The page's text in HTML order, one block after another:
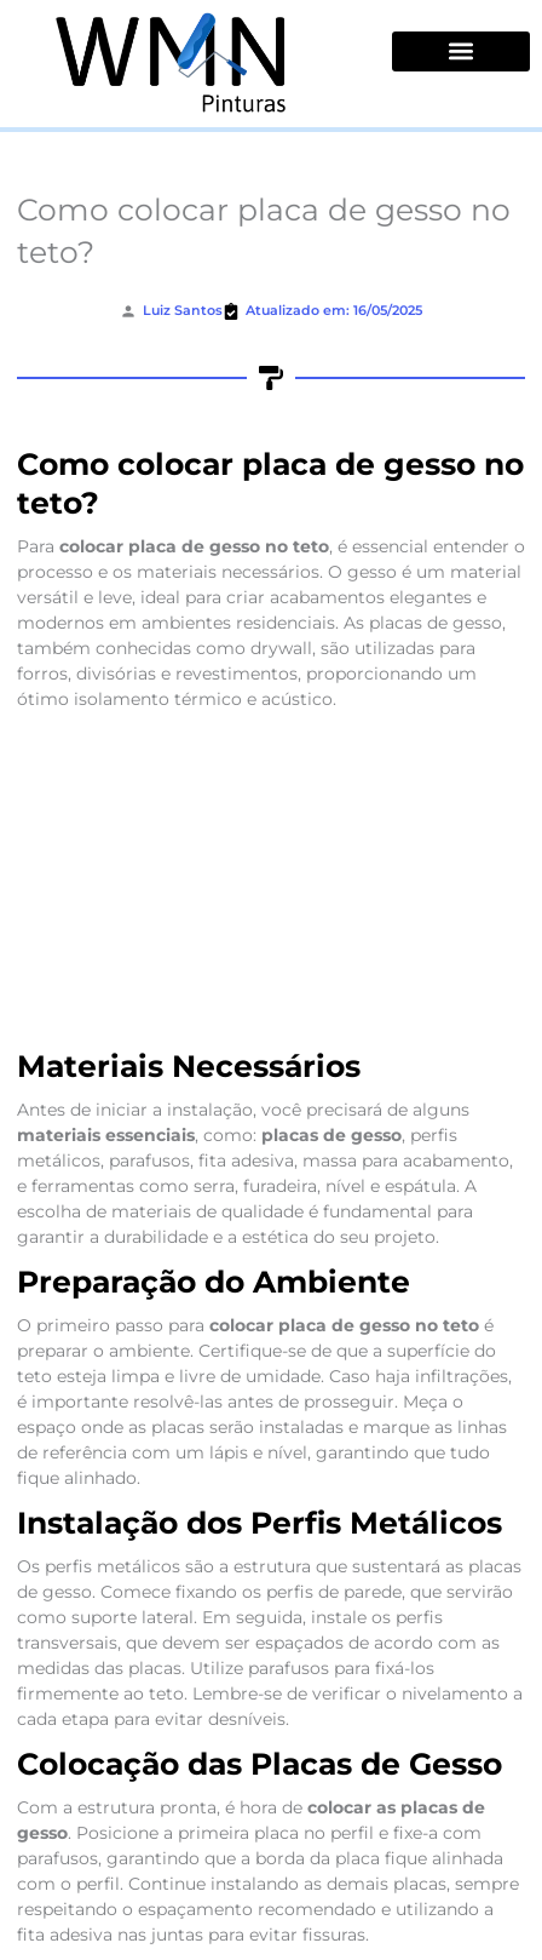
conteúdo
Como colocar placa de gesso no
teto?
Luiz Santos Atualizado em: 16/05/2025
Como colocar placa de gesso no
teto?
Para colocar placa de gesso no teto, é essencial entender o
processo e os materiais necessários. O gesso é um material
versátil e leve, ideal para criar acabamentos elegantes e
modernos em ambientes residenciais. As placas de gesso,
também conhecidas como drywall, são utilizadas para
forros, divisórias e revestimentos, proporcionando um
ótimo isolamento térmico e acústico.
Materiais Necessários
Antes de iniciar a instalação, você precisará de alguns
materiais essenciais, como: placas de gesso, perfis
metálicos, parafusos, fita adesiva, massa para acabamento,
e ferramentas como serra, furadeira, nível e espátula. A
escolha de materiais de qualidade é fundamental para
garantir a durabilidade e a estética do seu projeto.
Preparação do Ambiente
O primeiro passo para colocar placa de gesso no tetoé
preparar o ambiente. Certifique-se de que a superfície do
teto esteja limpa e livre de umidade. Caso haja infiltrações,
é importante resolvê-las antes de prosseguir. Meça o
espaço onde as placas serão instaladas e marque as linhas
de referência com um lápis e nível, garantindo que tudo
fique alinhado.
Instalação dos Perfis Metálicos
Os perfis metálicos são a estrutura que sustentará as placas
de gesso. Comece fixando os perfis de parede, que servirão
como suporte lateral. Em seguida, instale os perfis
transversais, que devem ser espaçados de acordo com as
medidas das placas. Utilize parafusos para fixá-los
firmemente ao teto. Lembre-se de verificar o nivelamento a
cada etapa para evitar desníveis.
Colocação das Placas de Gesso
Com a estrutura pronta, é hora de colocar as placas de
gesso. Posicione a primeira placa no perfil e fixe-a com
parafusos, garantindo que a borda da placa fique alinhada
com o perfil. Continue instalando as demais placas, sempre
respeitando o espaçamento recomendado e utilizando a
fita adesiva nas juntas para evitar fissuras.